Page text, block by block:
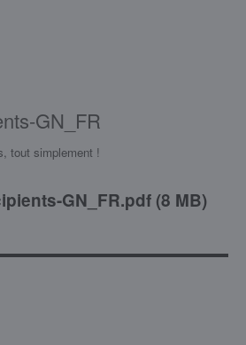
GN_FR
tout simplement !
GN_FR.pdf (8 MB)